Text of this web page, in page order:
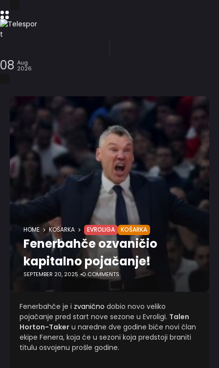
08 Aug
2026
HOME KOŠARKA EVROLIGA KOŠARKA
Fenerbahče ozvaničio
kapitalno pojačanje!
SEPTEMBER 20, 2025 0 COMMENTS
Fenerbahče je i zvanično dobio novo veliko
pojačanje pred start nove sezone u Evroligi. Talen
Horton-Taker u naredne dve godine biće novi član
ekipe Fenera, koja će u sezoni koja predstoji braniti
titulu osvojenu prošle godine.